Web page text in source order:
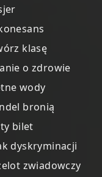
klasę
o zdrowie
wody
bronią
bilet
dyskryminacji
zwiadowczy